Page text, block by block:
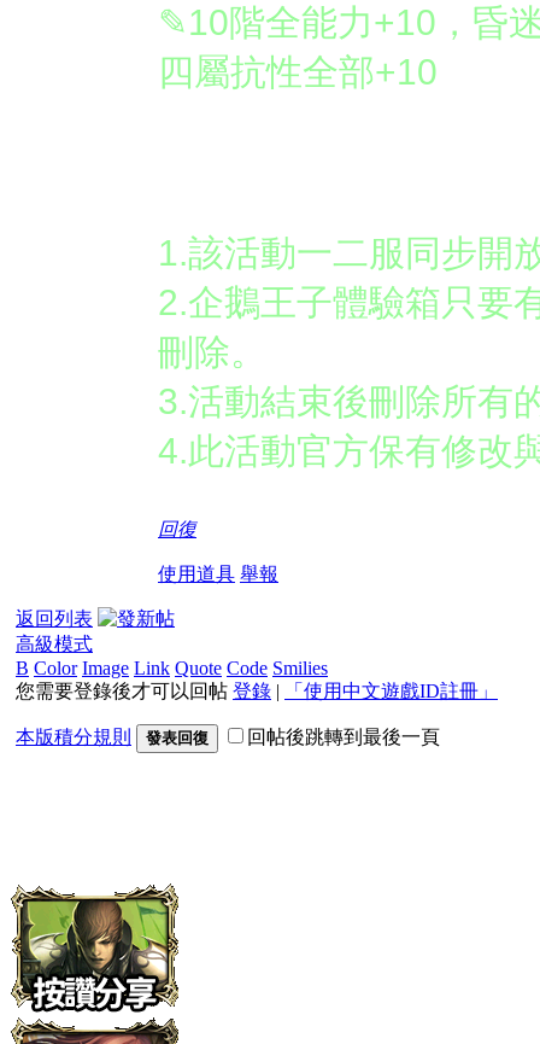
✎10階全能力+10，昏
四屬抗性全部+10
1.該活動一二服同步開
2.企鵝王子體驗箱只要
刪除。
3.活動結束後刪除所有
4.此活動官方保有修改
回復
使用道具 舉報
返回列表
高級模式
B Color Image Link Quote Code Smilies
您需要登錄後才可以回帖 登錄 | 「使用中文遊戲ID註冊」
本版積分規則 發表回復 回帖後跳轉到最後一頁